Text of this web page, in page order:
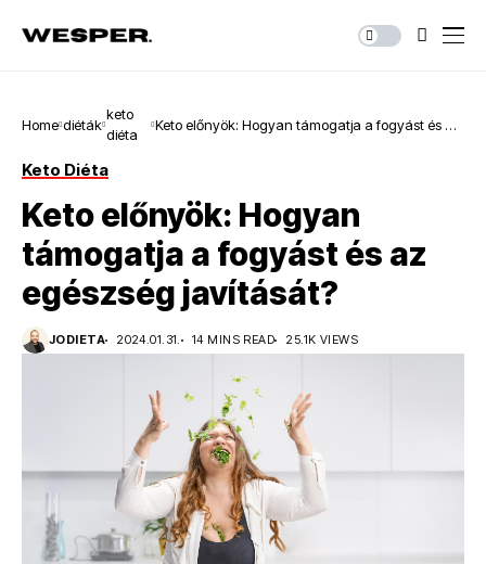
Home diéták
keto
diéta
Keto előnyök: Hogyan támogatja a fogyást és az
Keto Diéta
Keto előnyök: Hogyan
támogatja a fogyást és az
egészség javítását?
JODIETA 2024.01.31. 14 MINS READ 25.1K VIEWS